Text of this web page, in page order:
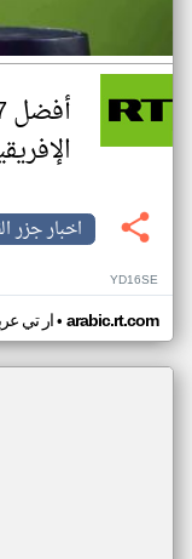
الإفريقية
اخبار جزر
YD16SE
ار تي• arabic.rt.com